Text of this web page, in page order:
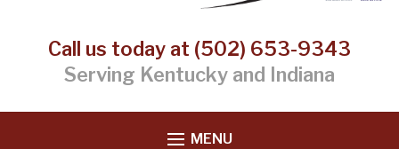
Call us today at (502) 653-9343
Serving Kentucky and Indiana
MENU